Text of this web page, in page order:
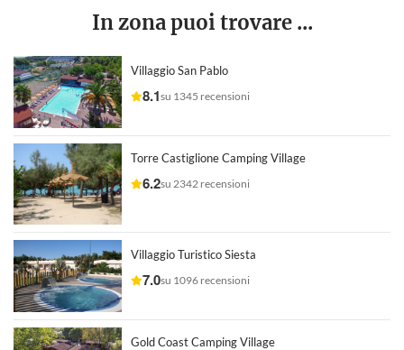
In zona puoi trovare ...
Villaggio San Pablo
8.1su 1345 recensioni
Torre Castiglione Camping Village
6.2su 2342 recensioni
Villaggio Turistico Siesta
7.0su 1096 recensioni
Gold Coast Camping Village